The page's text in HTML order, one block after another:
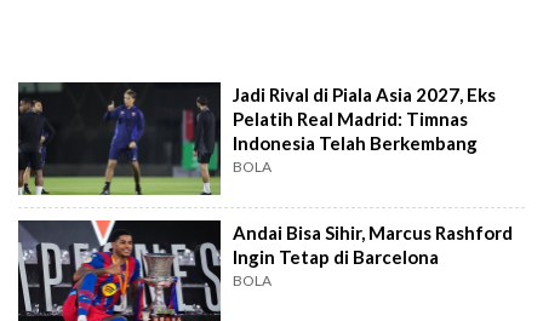
Jadi Rival di Piala Asia 2027, Eks
Pelatih Real Madrid: Timnas
Indonesia Telah Berkembang
BOLA
Andai Bisa Sihir, Marcus Rashford
Ingin Tetap di Barcelona
BOLA